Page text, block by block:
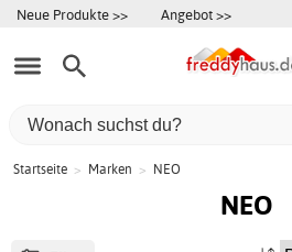
Neue Produkte >> Angebot >>
Startseite > Marken > NEO
NEO